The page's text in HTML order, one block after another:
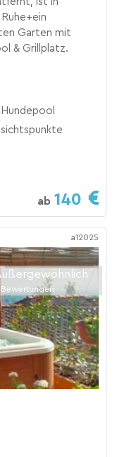
Garten mit
& Grillplatz.
ab 140
a12025
Bewertungen